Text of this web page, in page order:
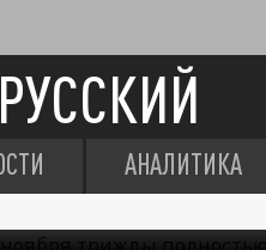
АНАЛИТИКА